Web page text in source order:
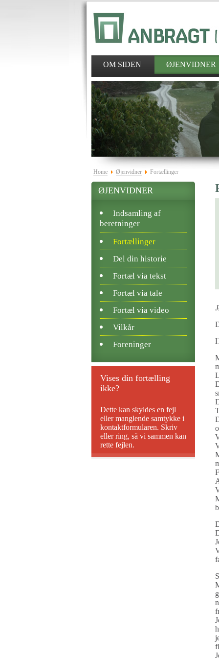
OM SIDEN ØJENVIDNER
Home Øjenvidner Fortællinger
ØJENVIDNER
Indsamling af
beretninger
Fortællinger
Del din historie
Fortæl via tekst
Fortæl via tale
Fortæl via video
Vilkår
Foreninger
Vises din fortælling
ikke?
Dette kan skyldes en fejl
eller manglende samtykke i
kontaktformularen. Skriv
eller ring, så vi sammen kan
rette fejlen.